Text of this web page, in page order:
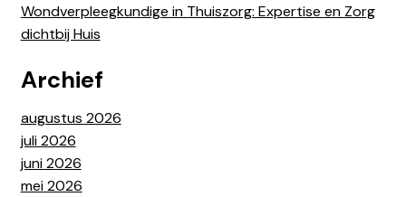
Wondverpleegkundige in Thuiszorg: Expertise en Zorg
dichtbij Huis
Archief
augustus 2026
juli 2026
juni 2026
mei 2026